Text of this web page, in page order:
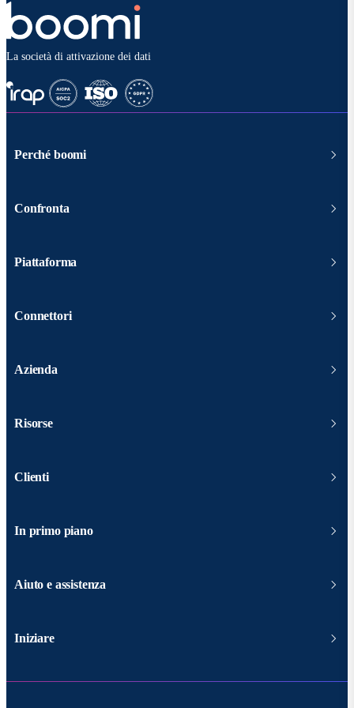
La società di attivazione dei dati
Perché boomi
Confronta
Piattaforma
Connettori
Azienda
Risorse
Clienti
In primo piano
Aiuto e assistenza
Iniziare